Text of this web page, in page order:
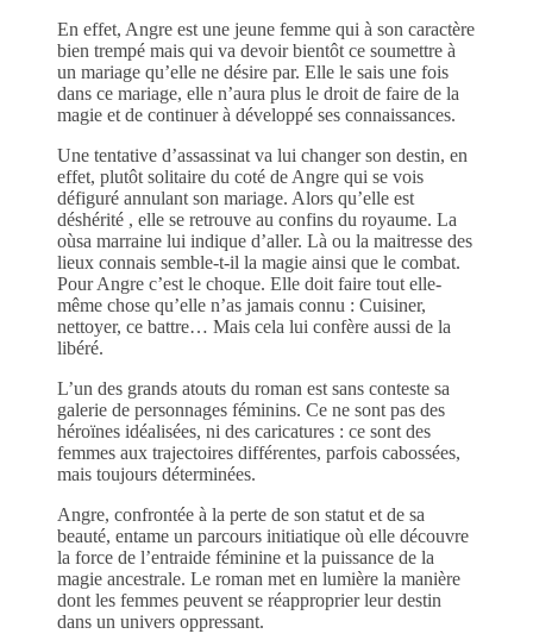
En effet, Angre est une jeune femme qui à son caractère
bien trempé mais qui va devoir bientôt ce soumettre à
un mariage qu’elle ne désire par. Elle le sais une fois
dans ce mariage, elle n’aura plus le droit de faire de la
magie et de continuer à développé ses connaissances.
Une tentative d’assassinat va lui changer son destin, en
effet, plutôt solitaire du coté de Angre qui se vois
défiguré annulant son mariage. Alors qu’elle est
déshérité , elle se retrouve au confins du royaume. La
oùsa marraine lui indique d’aller. Là ou la maitresse des
lieux connais semble-t-il la magie ainsi que le combat.
Pour Angre c’est le choque. Elle doit faire tout elle-
même chose qu’elle n’as jamais connu : Cuisiner,
nettoyer, ce battre… Mais cela lui confère aussi de la
libéré.
L’un des grands atouts du roman est sans conteste sa
galerie de personnages féminins. Ce ne sont pas des
héroïnes idéalisées, ni des caricatures : ce sont des
femmes aux trajectoires différentes, parfois cabossées,
mais toujours déterminées.
Angre, confrontée à la perte de son statut et de sa
beauté, entame un parcours initiatique où elle découvre
la force de l’entraide féminine et la puissance de la
magie ancestrale. Le roman met en lumière la manière
dont les femmes peuvent se réapproprier leur destin
dans un univers oppressant.